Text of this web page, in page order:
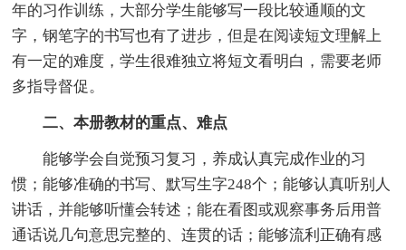
年的习作训练，大部分学生能够写一段比较通顺的文
字，钢笔字的书写也有了进步，但是在阅读短文理解上
有一定的难度，学生很难独立将短文看明白，需要老师
多指导督促。
二、本册教材的重点、难点
能够学会自觉预习复习，养成认真完成作业的习
惯；能够准确的书写、默写生字248个；能够认真听别人
讲话，并能够听懂会转述；能在看图或观察事务后用普
通话说几句意思完整的、连贯的话；能够流利正确有感